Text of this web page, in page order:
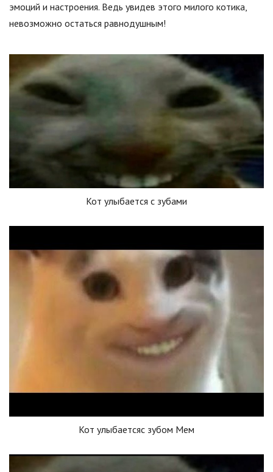
эмоций и настроения. Ведь увидев этого милого котика,
невозможно остаться равнодушным!
Кот улыбается с зубами
Кот улыбаетсяс зубом Мем